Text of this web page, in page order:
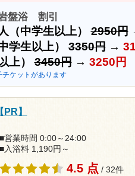
盤浴 割引
（中学生以上）2950円
学生以上）3350円→
上）3450円→ 3250円
ケットがあります
】
■営業時間 0:00～24:00
■入浴料 1,190円～
4.5 点 / 32件